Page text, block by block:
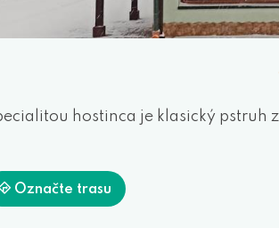
hostinca je klasický pstruh
Označte trasu